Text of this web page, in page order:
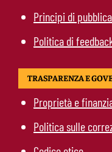
Principi di
Politica di
TRASPARENZA E
Proprietà e
Politica sulle